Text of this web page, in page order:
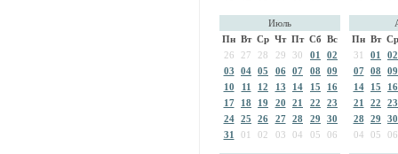
Июль
Пн Вт Ср Чт Пт Сб Вс
26
27 28 29 30 01
02
03
04 05 06 07 08
09
10
11 12 13 14 15
16
17
18 19 20 21 22
23
24
25 26 27 28 29
30
31
01 02 03 04 05 06
Пн Вт Ср
31
01
02
07
08
09
14
15
16
21
22
23
28
29
30
04
05 06